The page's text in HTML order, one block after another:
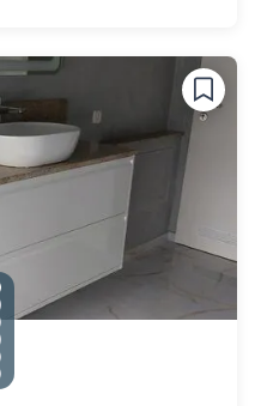
Slide 1 wechseln
Slide 2 wechseln
Slide 3 wechseln
Slide 4 wechseln
Slide 5 wechseln
Slide 6 wechseln